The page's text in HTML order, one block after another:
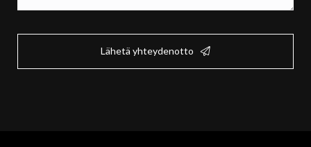
Lähetä yhteydenotto